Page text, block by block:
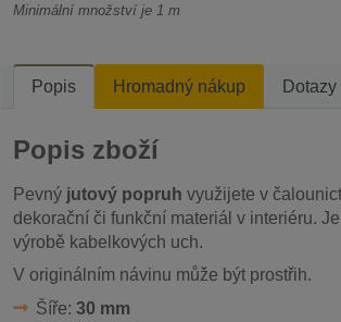
Minimální množství je 1 m
Popis Hromadný nákup Dotazy
Popis zboží
Pevný jutový popruh využijete v
dekorační či funkční materiál v interiéru.
výrobě kabelkových uch.
V originálním návinu může být prostřih.
Šíře: 30 mm